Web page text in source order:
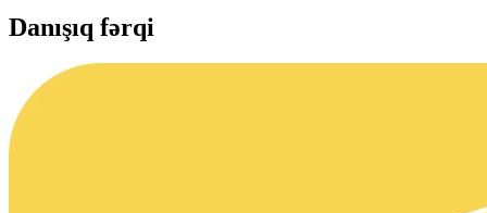
Danışıq fərqi